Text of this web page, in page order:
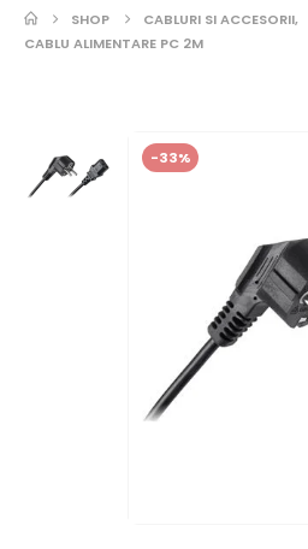
SHOP CABLURI SI ACCESORII,
CABLU ALIMENTARE PC 2M
-33%